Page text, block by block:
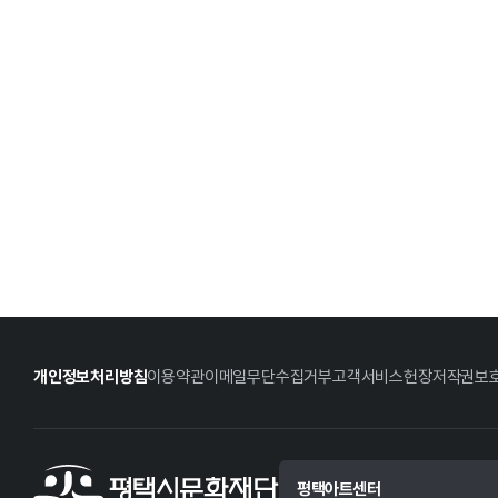
개인정보처리방침이용약관이메일무단수집거부고객서비스헌장저작권보
평택아트센터